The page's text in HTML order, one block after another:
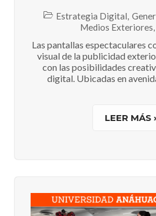
Estrategia Digital,
Medios Exteriores,
Las pantallas espectaculares
visual de la publicidad
con las posibilidades
digital. Ubicadas en
LEER MÁS